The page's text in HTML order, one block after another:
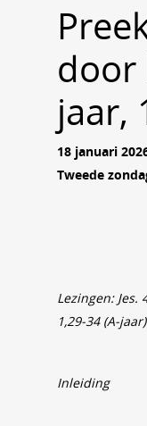
door
jaar,
18 januari
Tweede
Lezingen: Jes.
1,29-34 (A-jaar)
Inleiding